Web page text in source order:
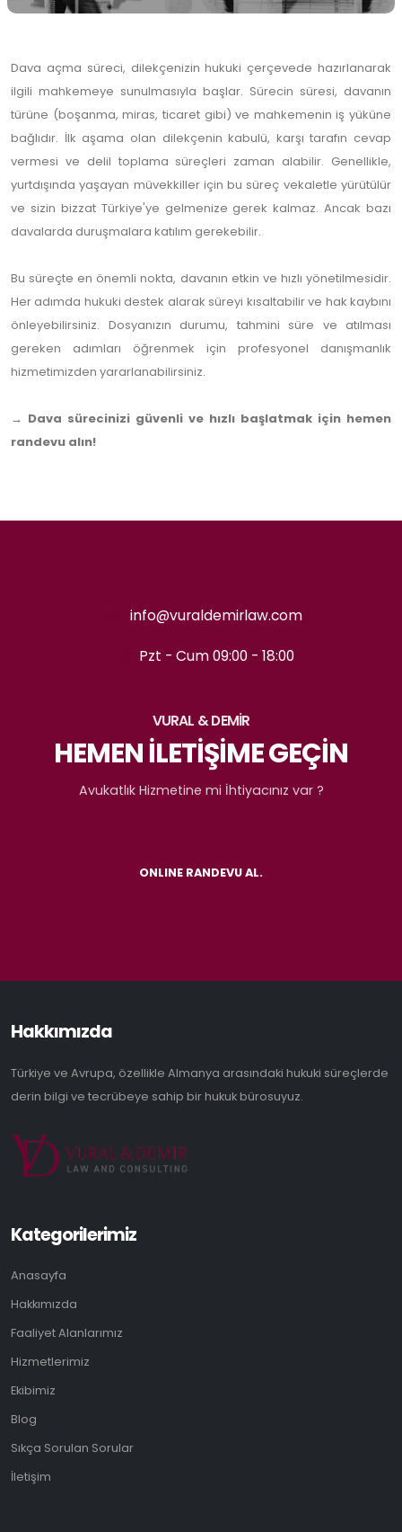
Dava açma süreci, dilekçenizin hukuki çerçevede hazırlanarak
ilgili mahkemeye sunulmasıyla başlar. Sürecin süresi, davanın
türüne (boşanma, miras, ticaret gibi) ve mahkemenin iş yüküne
bağlıdır. İlk aşama olan dilekçenin kabulü, karşı tarafın cevap
vermesi ve delil toplama süreçleri zaman alabilir. Genellikle,
yurtdışında yaşayan müvekkiller için bu süreç vekaletle yürütülür
ve sizin bizzat Türkiye'ye gelmenize gerek kalmaz. Ancak bazı
davalarda duruşmalara katılım gerekebilir.
Bu süreçte en önemli nokta, davanın etkin ve hızlı yönetilmesidir.
Her adımda hukuki destek alarak süreyi kısaltabilir ve hak kaybını
önleyebilirsiniz. Dosyanızın durumu, tahmini süre ve atılması
gereken adımları öğrenmek için profesyonel danışmanlık
hizmetimizden yararlanabilirsiniz.
→ Dava sürecinizi güvenli ve hızlı başlatmak için hemen
randevu alın!
info@vuraldemirlaw.com
Pzt - Cum 09:00 - 18:00
VURAL & DEMİR
HEMEN İLETİŞİME GEÇİN
Avukatlık Hizmetine mi İhtiyacınız var ?
ONLINE RANDEVU AL.
Hakkımızda
Türkiye ve Avrupa, özellikle Almanya arasındaki hukuki süreçlerde
derin bilgi ve tecrübeye sahip bir hukuk bürosuyuz.
Kategorilerimiz
Anasayfa
Hakkımızda
Faaliyet Alanlarımız
Hizmetlerimiz
Ekibimiz
Blog
Sıkça Sorulan Sorular
İletişim